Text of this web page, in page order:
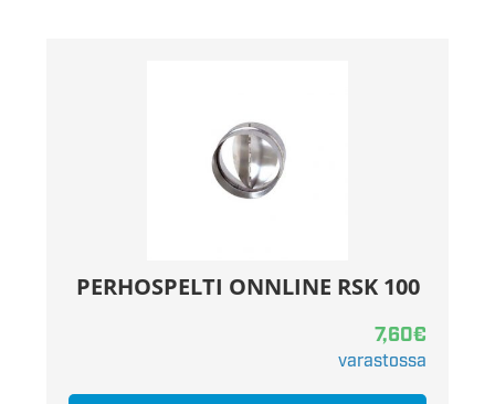
PERHOSPELTI ONNLINE RSK 100
7,60€
varastossa